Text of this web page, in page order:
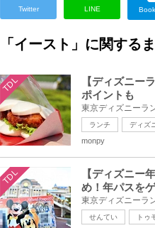
Twitter LINE
「イースト」に関する
TDL
【ディズニー
ポイントも
ランチ ディズ
monpy
TDL
【ディズニー
め！年パスを
せんてい トゥ